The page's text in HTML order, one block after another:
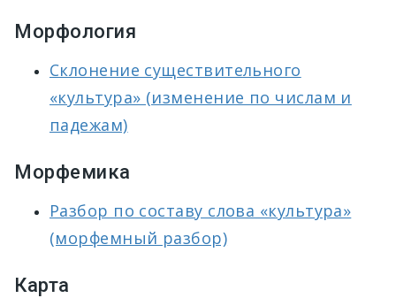
Морфология
Склонение существительного
«культура» (изменение по числам и
падежам)
Морфемика
Разбор по составу слова «культура»
(морфемный разбор)
Карта